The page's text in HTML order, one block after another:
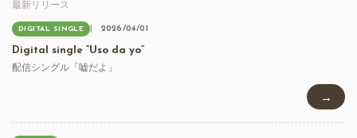
最新リリース
DIGITAL SINGLE 2026/04/01
Digital single “Uso da yo”
配信シングル「嘘だよ」
→